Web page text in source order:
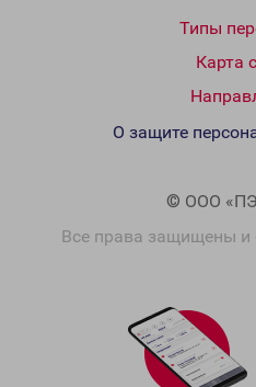
Типы
Карта
© ООО
Все права защищены и
О защите